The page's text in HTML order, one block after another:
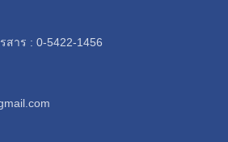
สาร : 0-5422-1456